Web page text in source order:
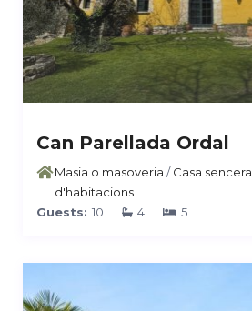
Can Parellada Ordal
Masia o masoveria /Casa sencera
d'habitacions
Guests: 10 4 5